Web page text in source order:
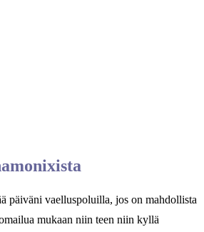
päiväni vaelluspoluilla, jos on mahdollista
mukaan niin teen niin kyllä